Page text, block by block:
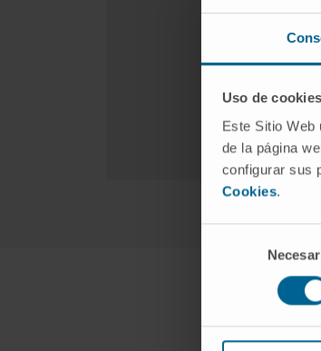
Uso de cookies
Este Sitio
de la página
configurar sus
Cookies.
consentimiento